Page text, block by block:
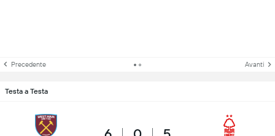
Precedente Avanti
Testa a Testa